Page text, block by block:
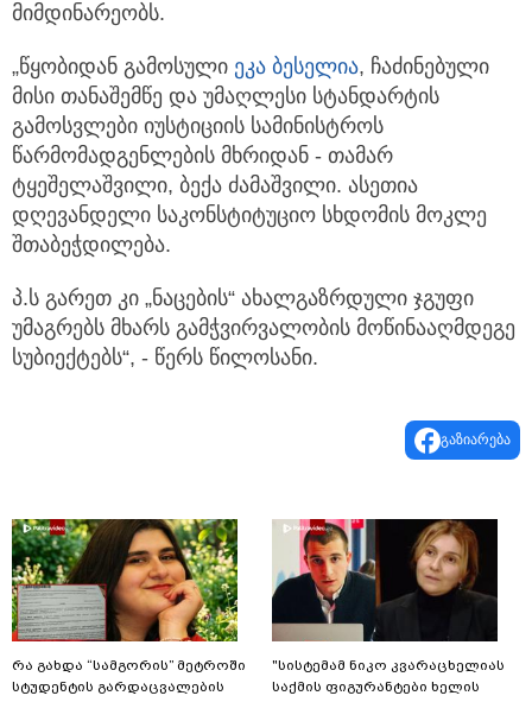
მიმდინარეობს.
„წყობიდან გამოსული ეკა ბესელია, ჩაძინებული
მისი თანაშემწე და უმაღლესი სტანდარტის
გამოსვლები იუსტიციის სამინისტროს
წარმომადგენლების მხრიდან - თამარ
ტყეშელაშვილი, ბექა ძამაშვილი. ასეთია
დღევანდელი საკონსტიტუციო სხდომის მოკლე
შთაბეჭდილება.
პ.ს გარეთ კი „ნაცების“ ახალგაზრდული ჯგუფი
უმაგრებს მხარს გამჭვირვალობის მოწინააღმდეგე
სუბიექტებს“, - წერს წილოსანი.
გაზიარება
რა გახდა “სამგორის” მეტროში
სტუდენტის გარდაცვალების
"სისტემამ ნიკო კვარაცხელიას
საქმის ფიგურანტები ხელის